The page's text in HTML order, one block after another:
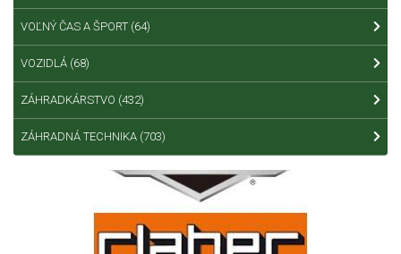
VOĽNÝ ČAS A ŠPORT (64)
VOZIDLÁ (68)
ZÁHRADKÁRSTVO (432)
ZÁHRADNÁ TECHNIKA (703)